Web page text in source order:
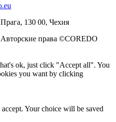
130 00, Чехия
права ©COREDO
ok, just click "Accept all". You
you want by clicking
Your choice will be saved